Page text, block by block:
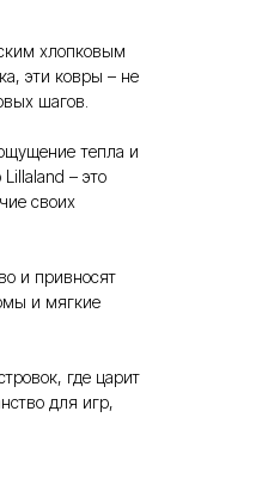
хлопковым
эти ковры – не
шагов.
тепла и
– это
своих
и привносят
и мягкие
где царит
для игр,